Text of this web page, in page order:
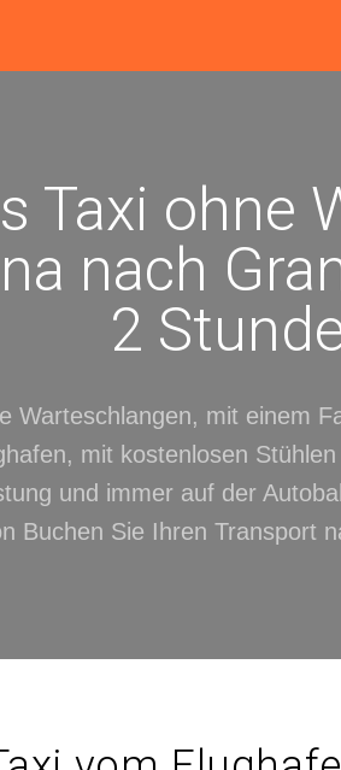
Taxi ohne
nach
2
Warteschlangen, mit einem
mit kostenlosen
und immer auf der
Buchen Sie Ihren Transport